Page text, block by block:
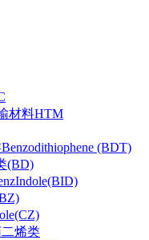
材料HTM
(BDT)
(BD)
烯类